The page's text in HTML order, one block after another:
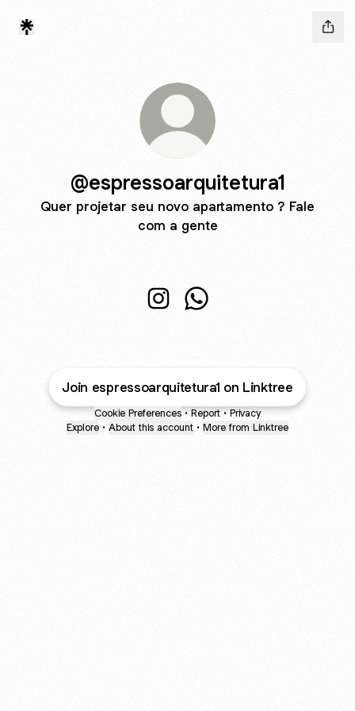
@espressoarquitetura1
Quer projetar seu novo apartamento ? Fale
com a gente
Join espressoarquitetura1 on Linktree
Cookie Preferences • Report • Privacy
Explore • About this account • More from Linktree